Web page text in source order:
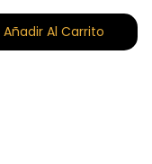
Añadir Al Carrito